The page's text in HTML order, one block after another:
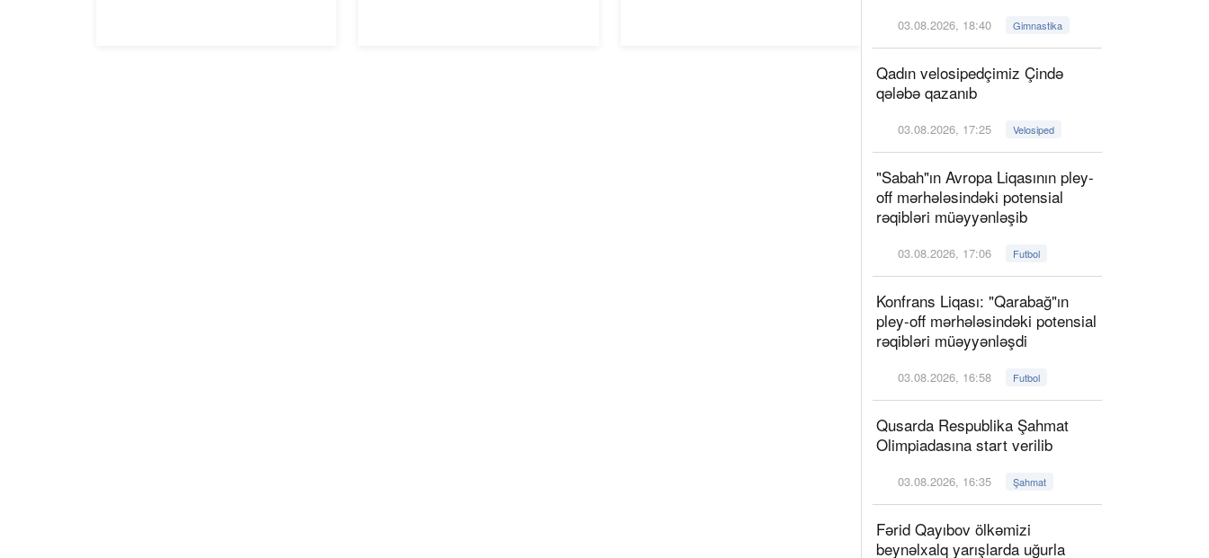
03.08.2026, 18:40 Gimnastika
Qadın velosipedçimiz Çində
qələbə qazanıb
03.08.2026, 17:25 Velosiped
"Sabah"ın Avropa Liqasının pley-
off mərhələsindəki potensial
rəqibləri müəyyənləşib
03.08.2026, 17:06 Futbol
Konfrans Liqası: "Qarabağ"ın
pley-off mərhələsindəki potensial
rəqibləri müəyyənləşdi
03.08.2026, 16:58 Futbol
Qusarda Respublika Şahmat
Olimpiadasına start verilib
03.08.2026, 16:35 Şahmat
Fərid Qayıbov ölkəmizi
beynəlxalq yarışlarda uğurla